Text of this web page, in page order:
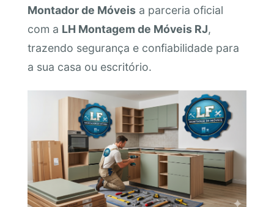
Montador de Móveisa parceria oficial
com a LH Montagem de Móveis RJ,
trazendo segurança e confiabilidade para
a sua casa ou escritório.